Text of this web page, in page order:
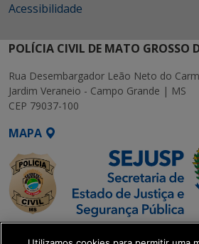
Acessibilidade
POLÍCIA CIVIL DE MATO GROSSO
Rua Desembargador Leão Neto do
Jardim Veraneio - Campo Grande | MS
CEP 79037-100
MAPA